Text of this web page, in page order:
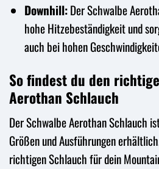
Downhill:Der Schwalbe
hohe Hitzebeständigkeit und
auch bei hohen
So findest du den
Aerothan Schlauch
Der Schwalbe Aerothan Schlauch
Größen und Ausführungen
richtigen Schlauch für dein